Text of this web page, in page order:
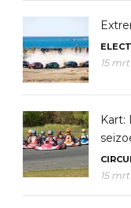
15
Kart:
15